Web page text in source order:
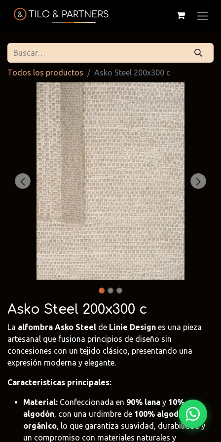
Todos los productos Asko Steel 200x300 c
Asko Steel 200x300 c
La alfombra Asko Steel de Linie Design es una pieza
artesanal que fusiona principios de diseño sin
concesiones con un tejido clásico, presentando una
expresión moderna y elegante.
Características principales:
Material: Confeccionada en 90% lana y 10%
algodón, con una urdimbre de 100% algodón
orgánico, lo que garantiza suavidad, durabilidad y
un compromiso con materiales naturales y
Tilo & Partners
@tiloandpartners
Cattelan
Italia
@cattelan.uy
@edone.it
Franke
@franke.uy
Duravit
@tilobath
Fima Carlo
Frattini
@fima.uruguay
Adriani e
Rossi
@adrianierossi
@piancauy